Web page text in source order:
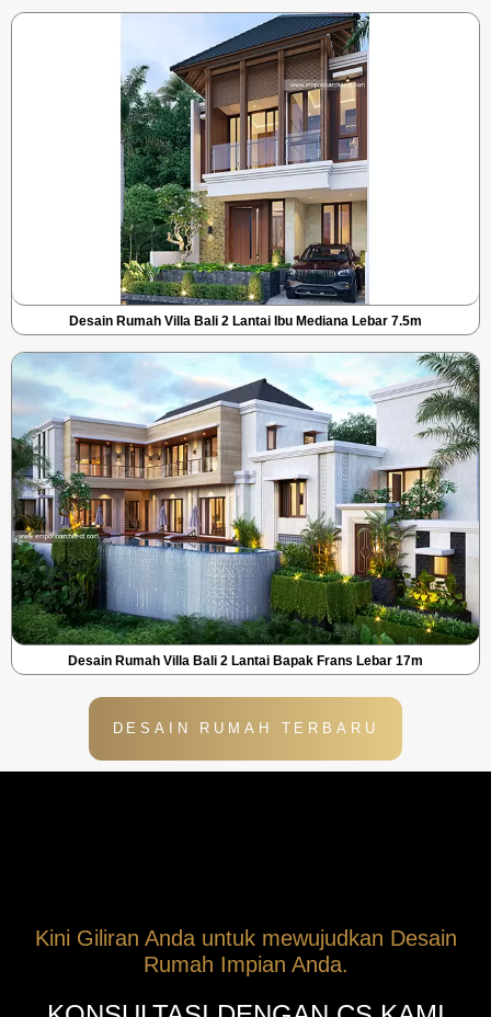
Desain Rumah Villa Bali 2 Lantai Ibu Mediana Lebar 7.5m
Desain Rumah Villa Bali 2 Lantai Bapak Frans Lebar 17m
DESAIN RUMAH TERBARU
Kini Giliran Anda untuk mewujudkan Desain
Rumah Impian Anda.